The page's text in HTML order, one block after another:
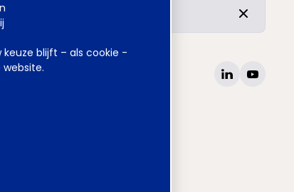
blijft – als cookie -
inhoud is ongewijzigd.